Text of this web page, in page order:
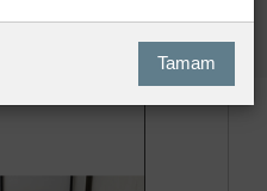
Tamam